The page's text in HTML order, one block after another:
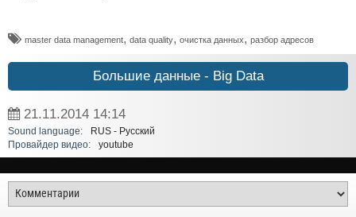
master data management, data quality, очистка данных, разбор адресов
Большие данные - Big Data
21.11.2014 14:14
Sound language:
RUS - Русский
Провайдер видео:
youtube